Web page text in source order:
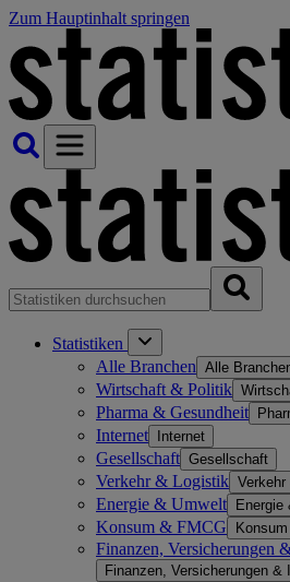
Zum Hauptinhalt springen
Statistiken
Alle Branchen Alle
Wirtschaft & Politik
Pharma & Gesundheit
Internet Internet
Gesellschaft Gesellschaft
Verkehr & Logistik
Energie & Umwelt Energie
Konsum & FMCG
Finanzen, Versicherungen
Finanzen, Versicherungen &